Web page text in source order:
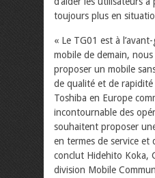
toujours plus en
« Le TG01 est à
mobile de demain,
proposer un mobile
de qualité et de rapidité
Toshiba en Europe
incontournable des
souhaitent proposer
en termes de service et
conclut Hidehito Koka,
division Mobile